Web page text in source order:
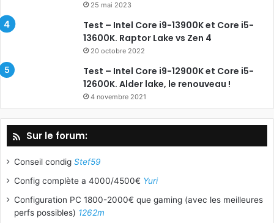
25 mai 2023
Test – Intel Core i9-13900K et Core i5-
13600K. Raptor Lake vs Zen 4
20 octobre 2022
Test – Intel Core i9-12900K et Core i5-
12600K. Alder lake, le renouveau !
4 novembre 2021
Sur le forum:
Conseil condig Stef59
Config complète a 4000/4500€ Yuri
Configuration PC 1800-2000€ que gaming (avec les meilleures
perfs possibles) 1262m